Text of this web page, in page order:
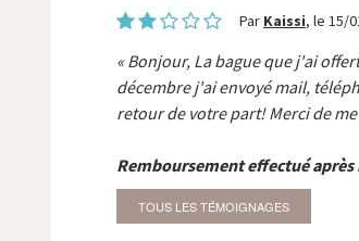
Par Kaissi, le 15/
Bonjour, La bague que j'ai
décembre j'ai envoyé mail,
retour de votre part! Merci de
Remboursement effectué
TOUS LES TÉMOIGNAGES